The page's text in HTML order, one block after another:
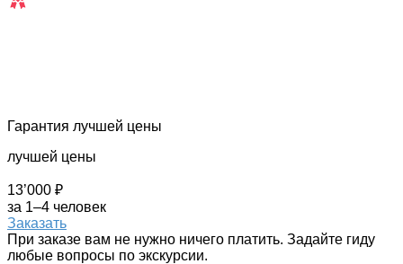
Гарантия лучшей цены
лучшей цены
13’000 ₽
за 1–4 человек
Заказать
При заказе вам не нужно ничего платить. Задайте гиду
любые вопросы по экскурсии.